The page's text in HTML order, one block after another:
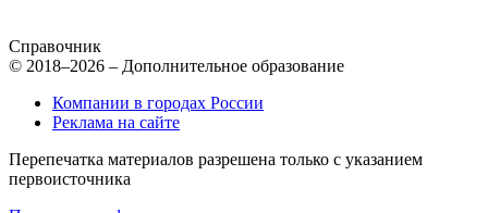
Справочник
© 2018–2026 – Дополнительное образование
Компании в городах России
Реклама на сайте
Перепечатка материалов разрешена только с указанием
первоисточника